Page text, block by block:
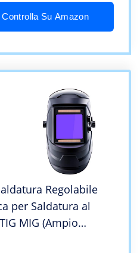
Controlla Su Amazon
Regolabile
per Saldatura al
MIG (Ampio